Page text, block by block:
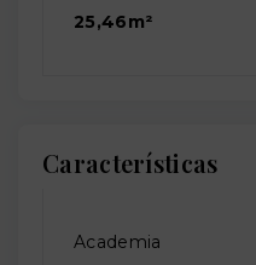
25,46m²
Características
Academia